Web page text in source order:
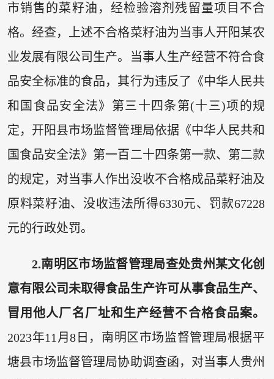
市销售的菜籽油，经检验溶剂残留量项目不合
格。经查，上述不合格菜籽油为当事人开阳某农
业发展有限公司生产。当事人生产经营不符合食
品安全标准的食品，其行为违反了《中华人民共
和国食品安全法》第三十四条第(十三)项的规
定，开阳县市场监督管理局依据《中华人民共和
国食品安全法》第一百二十四条第一款、第二款
的规定，对当事人作出没收不合格成品菜籽油及
原料菜籽油、没收违法所得6330元、罚款67228
元的行政处罚。
2.南明区市场监督管理局查处贵州某文化创
意有限公司未取得食品生产许可从事食品生产、
冒用他人厂名厂址和生产经营不合格食品案。
2023年11月8日，南明区市场监督管理局根据平
塘县市场监督管理局协助调查函，对当事人贵州